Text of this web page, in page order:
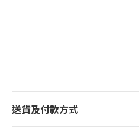
送貨及付款方式